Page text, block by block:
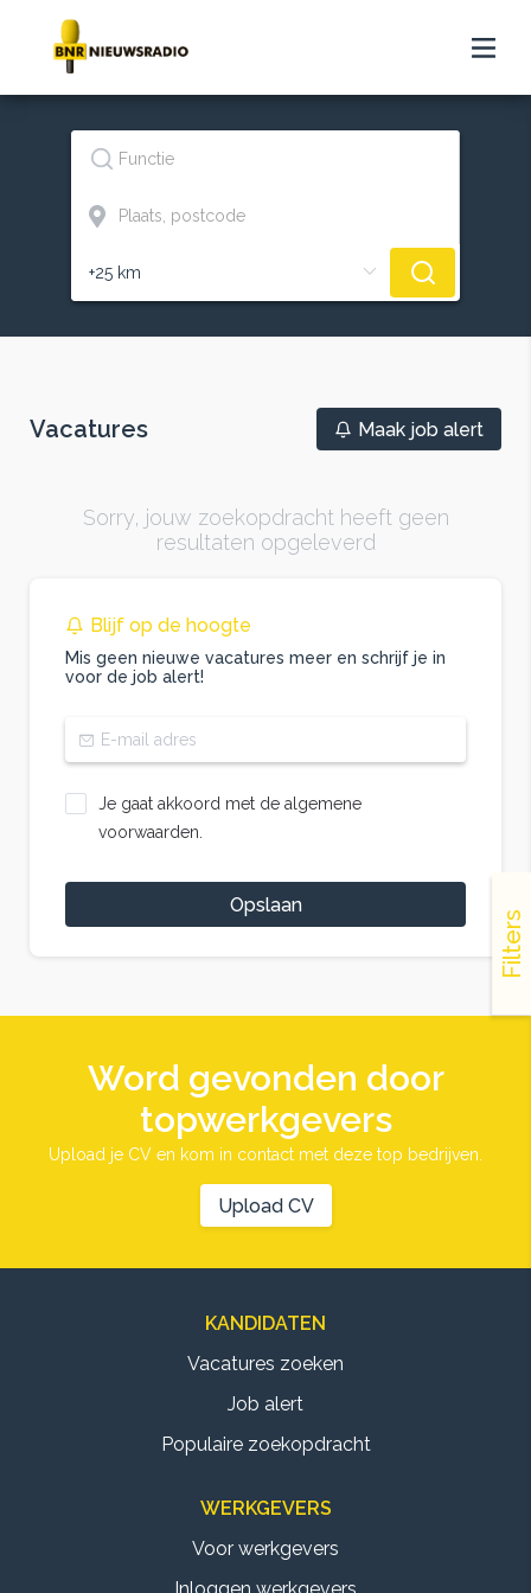
Filters
Vacatures Maak job alert
Sorry, jouw zoekopdracht heeft geen
resultaten opgeleverd
Blijf op de hoogte
Mis geen nieuwe vacatures meer en schrijf je in
voor de job alert!
Je gaat akkoord met de algemene
voorwaarden.
Opslaan
Word gevonden door
topwerkgevers
Upload je CV en kom in contact met deze top bedrijven.
Upload CV
KANDIDATEN
Vacatures zoeken
Job alert
Populaire zoekopdracht
WERKGEVERS
Voor werkgevers